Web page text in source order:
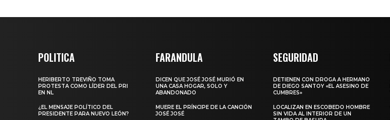
POLITICA
HERIBERTO TREVIÑO TOMA
PROTESTA COMO LÍDER DEL PRI
EN NL
¿EL MENSAJE POLÍTICO DEL
PRESIDENTE PARA NUEVO LEÓN?
FARANDULA
DICEN QUE JOSÉ JOSÉ MURIÓ EN
UNA CASA HOGAR, SOLO Y
ABANDONADO
MUERE EL PRÍNCIPE DE LA CANCIÓN
JOSÉ JOSÉ
SEGURIDAD
DETIENEN CON DROGA A HERMANO
DE DIEGO SANTOY «EL ASESINO DE
CUMBRES»
LOCALIZAN EN ESCOBEDO HOMBRE
SIN VIDA AL INTERIOR DE UN